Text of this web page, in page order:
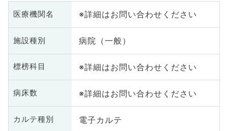
医療機関名 ※詳細はお問い合わせください
施設種別 病院（一般）
標榜科目 ※詳細はお問い合わせください
病床数 ※詳細はお問い合わせください
カルテ種別 電子カルテ